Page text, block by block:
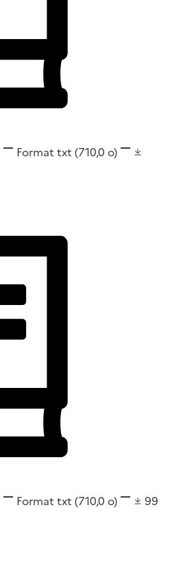
Format txt (710,0 o)
Format txt (710,0 o)
99